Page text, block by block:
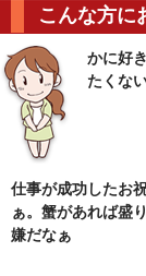
こんな方に
かに好
たくな
仕事が成功したお
ぁ。蟹があれば盛
嫌だなぁ